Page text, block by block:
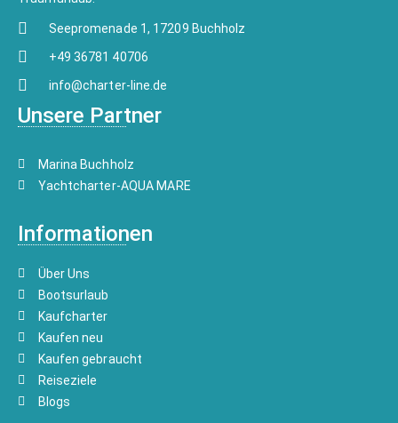
Seepromenade 1, 17209 Buchholz
+49 36781 40706
info@charter-line.de
Unsere Partner
Marina Buchholz
Yachtcharter-AQUA MARE
Informationen
Über Uns
Bootsurlaub
Kaufcharter
Kaufen neu
Kaufen gebraucht
Reiseziele
Blogs